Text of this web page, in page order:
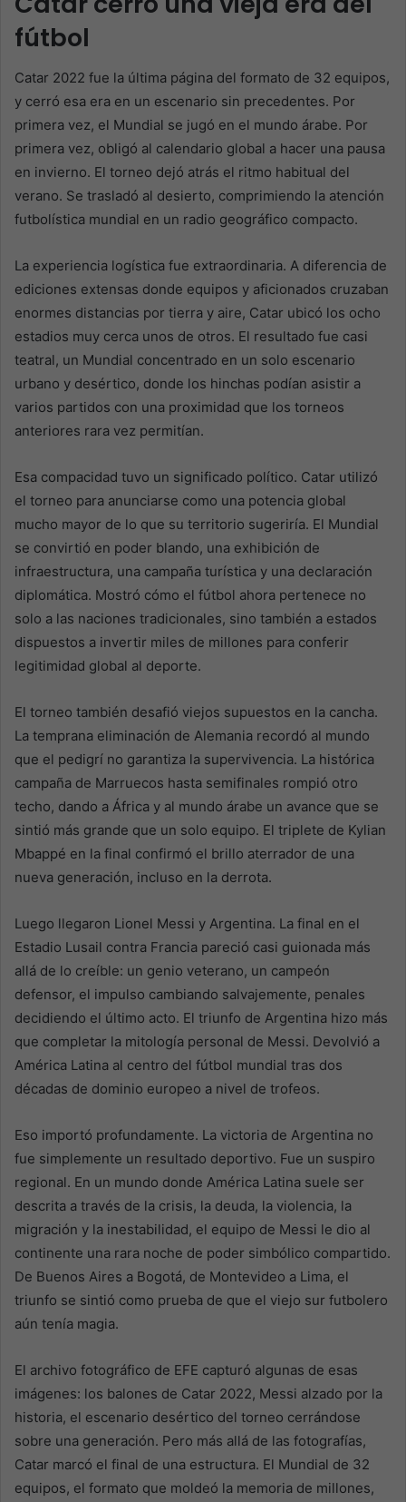
fútbol
Catar 2022 fue la última página del formato de 32 equipos,
y cerró esa era en un escenario sin precedentes. Por
primera vez, el Mundial se jugó en el mundo árabe. Por
primera vez, obligó al calendario global a hacer una pausa
en invierno. El torneo dejó atrás el ritmo habitual del
verano. Se trasladó al desierto, comprimiendo la atención
futbolística mundial en un radio geográfico compacto.
La experiencia logística fue extraordinaria. A diferencia de
ediciones extensas donde equipos y aficionados cruzaban
enormes distancias por tierra y aire, Catar ubicó los ocho
estadios muy cerca unos de otros. El resultado fue casi
teatral, un Mundial concentrado en un solo escenario
urbano y desértico, donde los hinchas podían asistir a
varios partidos con una proximidad que los torneos
anteriores rara vez permitían.
Esa compacidad tuvo un significado político. Catar utilizó
el torneo para anunciarse como una potencia global
mucho mayor de lo que su territorio sugeriría. El Mundial
se convirtió en poder blando, una exhibición de
infraestructura, una campaña turística y una declaración
diplomática. Mostró cómo el fútbol ahora pertenece no
solo a las naciones tradicionales, sino también a estados
dispuestos a invertir miles de millones para conferir
legitimidad global al deporte.
El torneo también desafió viejos supuestos en la cancha.
La temprana eliminación de Alemania recordó al mundo
que el pedigrí no garantiza la supervivencia. La histórica
campaña de Marruecos hasta semifinales rompió otro
techo, dando a África y al mundo árabe un avance que se
sintió más grande que un solo equipo. El triplete de Kylian
Mbappé en la final confirmó el brillo aterrador de una
nueva generación, incluso en la derrota.
Luego llegaron Lionel Messi y Argentina. La final en el
Estadio Lusail contra Francia pareció casi guionada más
allá de lo creíble: un genio veterano, un campeón
defensor, el impulso cambiando salvajemente, penales
decidiendo el último acto. El triunfo de Argentina hizo más
que completar la mitología personal de Messi. Devolvió a
América Latina al centro del fútbol mundial tras dos
décadas de dominio europeo a nivel de trofeos.
Eso importó profundamente. La victoria de Argentina no
fue simplemente un resultado deportivo. Fue un suspiro
regional. En un mundo donde América Latina suele ser
descrita a través de la crisis, la deuda, la violencia, la
migración y la inestabilidad, el equipo de Messi le dio al
continente una rara noche de poder simbólico compartido.
De Buenos Aires a Bogotá, de Montevideo a Lima, el
triunfo se sintió como prueba de que el viejo sur futbolero
aún tenía magia.
El archivo fotográfico de EFE capturó algunas de esas
imágenes: los balones de Catar 2022, Messi alzado por la
historia, el escenario desértico del torneo cerrándose
sobre una generación. Pero más allá de las fotografías,
Catar marcó el final de una estructura. El Mundial de 32
equipos, el formato que moldeó la memoria de millones,